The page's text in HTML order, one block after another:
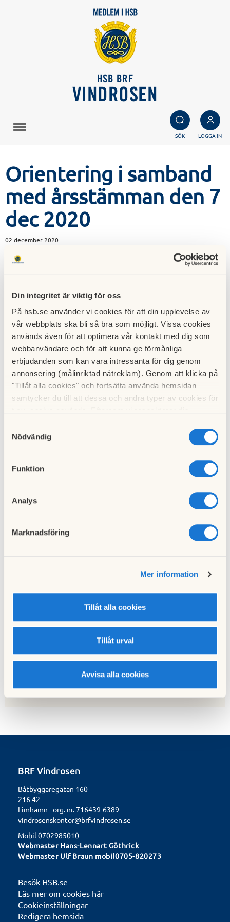
Din integritet är viktig för oss
På hsb.se använder vi cookies för att din upplevelse av
vår webbplats ska bli så bra som möjligt. Vissa cookies
används även för att optimera vår kontakt med dig som
webbanvändare och för att kunna ge förmånliga
erbjudanden som kan vara intressanta för dig genom
annonsering (målinriktad nätreklam). Genom att klicka på
"Tillåt alla cookies" och fortsätta använda hemsidan
samtycker du till att dessa och andra typer av cookies för
cookies och välja att endast tillåta ett urval.
Nödvändig
Funktion
Analys
Marknadsföring
Mer information
Tillåt alla cookies
Tillåt urval
Avvisa alla cookies
HSB BRF
VINDROSEN
SÖK LOGGA IN
Orientering i samband
med årsstämman den 7
dec 2020
02 december 2020
Orientering i samband med årsstämman.pdf
Till nyhetslistan
01 december 2020
Nästa nyhet
12 december 2020
BRF Vindrosen
Båtbyggaregatan 160
216 42
Limhamn - org. nr. 716439-6389
vindrosenskontor@brfvindrosen.se
Mobil 0702985010
Webmaster Hans-Lennart Göthrick
Webmaster Ulf Braun mobil0705-820273
Besök HSB.se
Läs mer om cookies här
Cookieinställningar
Redigera hemsida